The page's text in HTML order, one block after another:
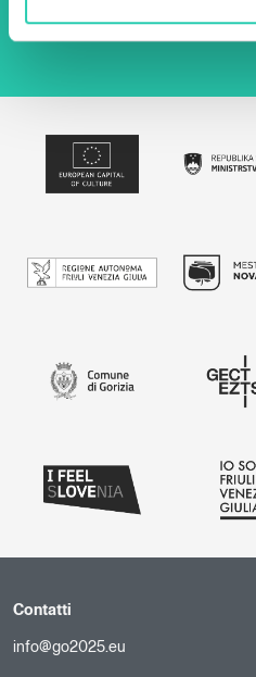
Contatti
info@go2025.eu